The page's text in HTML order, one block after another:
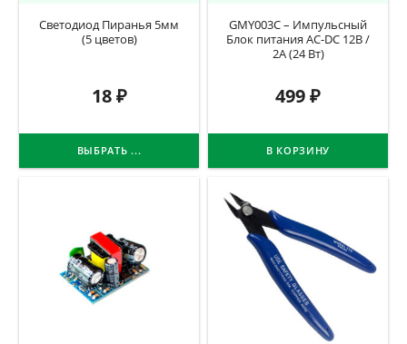
Светодиод Пиранья 5мм
(5 цветов)
18₽
ВЫБРАТЬ ...
GMY003C – Импульсный
Блок питания AC-DC 12В /
2А (24 Вт)
499₽
В КОРЗИНУ